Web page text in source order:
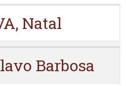
Natal
Barbosa